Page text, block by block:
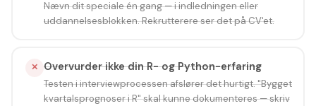
Nævn dit speciale én gang — i indledningen eller
uddannelsesblokken. Rekrutterere ser det på CV'et.
✕ Overvurder ikke din R- og Python-erfaring
Testen i interviewprocessen afslører det hurtigt. "Bygget
kvartalsprognoser i R" skal kunne dokumenteres — skriv